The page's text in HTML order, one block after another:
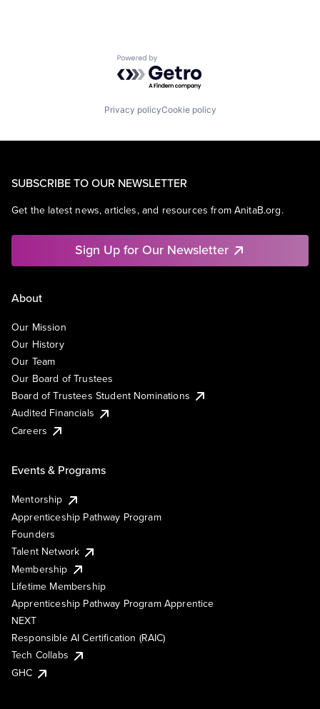
Powered by Getro.com
Privacy policyCookie policy
SUBSCRIBE TO OUR NEWSLETTER
Get the latest news, articles, and resources from AnitaB.org.
Sign Up for Our Newsletter
About
Our Mission
Our History
Our Team
Our Board of Trustees
Board of Trustees Student Nominations
Audited Financials
Careers
Events & Programs
Mentorship
Apprenticeship Pathway Program
Founders
Talent Network
Membership
Lifetime Membership
Apprenticeship Pathway Program Apprentice
NEXT
Responsible AI Certification (RAIC)
Tech Collabs
GHC